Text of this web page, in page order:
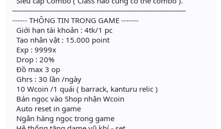
────────────────────────────────
------ THÔNG TIN TRONG GAME -------
Giới hạn tài khoản : 4tk/1 pc
Tạo nhân vật : 15.000 point
Exp : 9999x
Drop : 20%
Đồ max 3 op
Ghrs : 30 lần /ngày
10 Wcoin /1 quái ( barrack, kanturu relic )
Bán ngọc vào Shop nhận Wcoin
Auto reset in game
Ngân hàng ngọc trong game